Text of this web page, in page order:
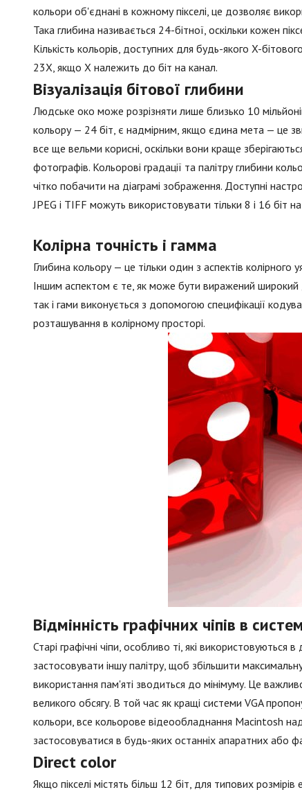
кольори об'єднані в кожному пікселі, це дозволяє
Така глибина називається 24-бітної, оскільки кожен
Кількість кольорів, доступних для будь-якого X-
23X, якщо X належить до біт на канал.
Візуалізація бітової глибини
Людське око може розрізняти лише близько 10
кольору — 24 біт, є надмірним, якщо єдина мета — це
все ще вельми корисні, оскільки вони краще
фотографів. Кольорові градації та палітру глибини
чітко побачити на діаграмі зображення. Доступні
JPEG і TIFF можуть використовувати тільки 8 і 16 біт
Колірна точність і гамма
Глибина кольору — це тільки один з аспектів
Іншим аспектом є те, як може бути виражений широкий
так і гами виконується з допомогою специфікації
розташування в колірному просторі.
Відмінність графічних чіпів в
Старі графічні чіпи, особливо ті, які
застосовувати іншу палітру, щоб збільшити
використання пам'яті зводиться до мінімуму. Це
великого обсягу. В той час як кращі системи VGA
кольори, все кольорове відеообладнання Macintosh
застосовуватися в будь-яких останніх апаратних або
Direct color
Якщо пікселі містять більш 12 біт, для типових